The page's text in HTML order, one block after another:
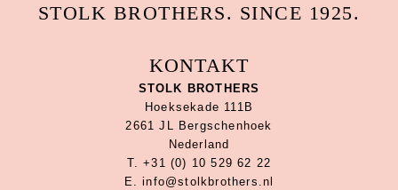
STOLK BROTHERS. SINCE 1925.
KONTAKT
STOLK BROTHERS
Hoeksekade 111B
2661 JL Bergschenhoek
Nederland
T. +31 (0) 10 529 62 22
E. info@stolkbrothers.nl